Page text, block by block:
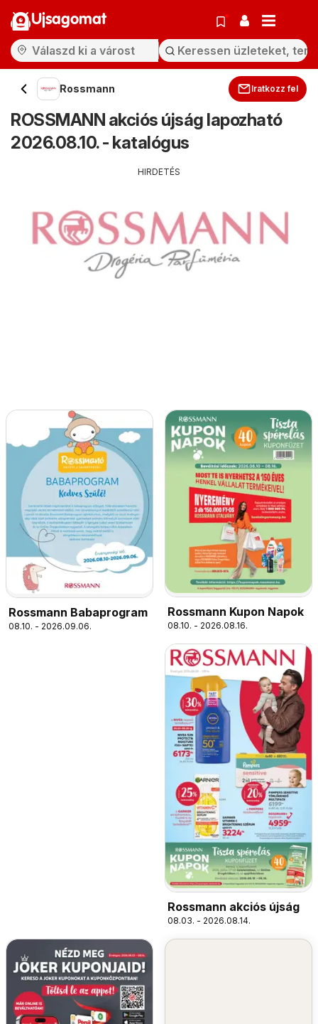
Ujsagomat
Rossmann Iratkozz fel
ROSSMANN akciós újság lapozható
2026.08.10. - katalógus
HIRDETÉS
Rossmann Babaprogram
08.10. - 2026.09.06.
Rossmann Kupon Napok
08.10. - 2026.08.16.
Rossmann akciós újság
08.03. - 2026.08.14.